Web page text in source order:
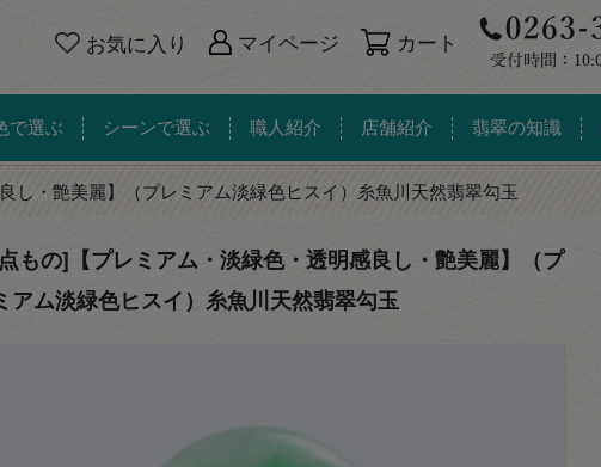
お気に入り マイページ カート
で選ぶ シーンで選ぶ 職人紹介 店舗紹介 翡翠の知識
し・艶美麗】（プレミアム淡緑色ヒスイ）糸魚川天然翡翠勾玉
もの]【プレミアム・淡緑色・透明感良し・艶美麗】（プ
アム淡緑色ヒスイ）糸魚川天然翡翠勾玉